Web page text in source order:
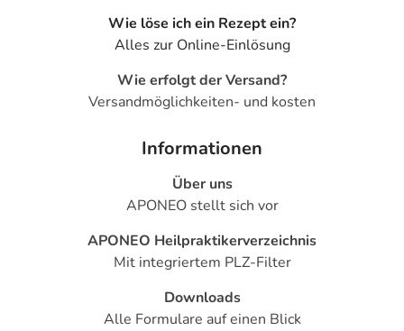
Wie löse ich ein Rezept ein?
Alles zur Online-Einlösung
Wie erfolgt der Versand?
Versandmöglichkeiten- und kosten
Informationen
Über uns
APONEO stellt sich vor
APONEO Heilpraktikerverzeichnis
Mit integriertem PLZ-Filter
Downloads
Alle Formulare auf einen Blick